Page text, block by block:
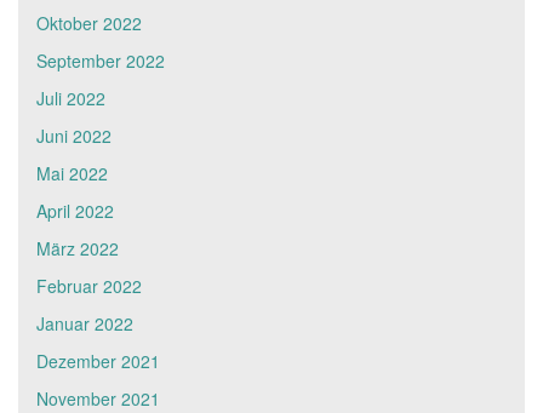
Oktober 2022
September 2022
Juli 2022
Juni 2022
Mai 2022
April 2022
März 2022
Februar 2022
Januar 2022
Dezember 2021
November 2021